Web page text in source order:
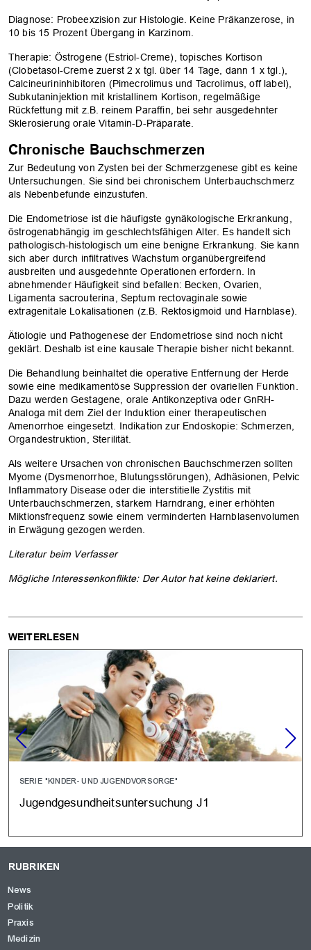
Diagnose: Probeexzision zur Histologie. Keine Präkanzerose, in
10 bis 15 Prozent Übergang in Karzinom.
Therapie: Östrogene (Estriol-­Creme), topisches Kortison
(Clobetasol-Creme zuerst 2 x tgl. über 14 Tage, dann 1 x tgl.),
Calcineurin­inhibitoren (Pimecrolimus und Tacrolimus, off label),
Subkutaninjektion mit kristallinem Kortison, regelmäßige
Rückfettung mit z.B. reinem Paraffin, bei sehr ausgedehnter
Sklerosierung orale Vitamin-D-Präparate.
Chronische Bauchschmerzen
Zur Bedeutung von Zysten bei der Schmerzgenese gibt es keine
Untersuchungen. Sie sind bei chronischem Unterbauchschmerz
als Nebenbefunde einzustufen.
Die Endometriose ist die häufigste gynäkologische Erkrankung,
östrogenabhängig im geschlechtsfähigen Alter. Es handelt sich
pathologisch-histologisch um ­eine benigne Erkrankung. Sie kann
sich aber durch infiltratives Wachstum organ­übergreifend
ausbreiten und ausgedehnte Operationen erfordern. In
abnehmender Häufigkeit sind befallen: Becken, Ovarien,
Ligamenta sacrouterina, Septum rectovaginale sowie
extragenitale Lokalisationen (z.B. Rektosigmoid und Harnblase).
Ätiologie und Pathogenese der Endometriose sind noch nicht
geklärt. Deshalb ist eine kausale Therapie bisher nicht bekannt.
Die Behandlung beinhaltet die operative Entfernung der Herde
sowie eine medikamentöse Suppression der ovariellen Funktion.
Dazu werden Gestagene, orale Antikonzeptiva­ oder GnRH-
Analoga mit dem Ziel der Induktion einer therapeutischen
Amenorrhoe eingesetzt. Indikation zur Endoskopie: Schmerzen,
Organdestruktion, Sterilität.
Als weitere Ursachen von chronischen Bauchschmerzen sollten
Myome (Dysmenorrhoe, Blutungsstörungen), Adhäsionen, Pelvic
Inflammatory Disease oder die interstitielle Zystitis mit
Unterbauchschmerzen, starkem Harndrang, einer erhöhten
Miktionsfrequenz sowie einem verminderten Harnblasenvolumen
in Erwägung gezogen werden.
Literatur beim Verfasser
Mögliche Interessenkonflikte: Der ­Autor hat keine deklariert.
WEITERLESEN
SERIE "KINDER- UND JUGENDVORSORGE"
Jugendgesundheitsuntersuchung J1
RUBRIKEN
News
Politik
Praxis
Medizin